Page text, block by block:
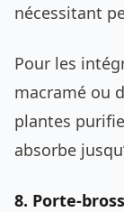
nécessitant
Pour les
macramé ou
plantes
absorbe
8. Porte-